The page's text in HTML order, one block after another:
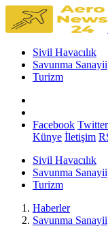
Sivil Havacılık
Savunma Sanayii
Turizm
Facebook Twitter
Künye İletişim
Sivil Havacılık
Savunma Sanayii
Turizm
Haberler
Savunma Sanayii